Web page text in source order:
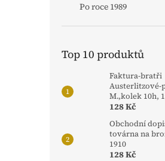
Po roce 1989
Top 10 produktů
Faktura-bratři
Austerlitzové-
M.,kolek 10h,
128 Kč
Obchodní
továrna na
1910
128 Kč